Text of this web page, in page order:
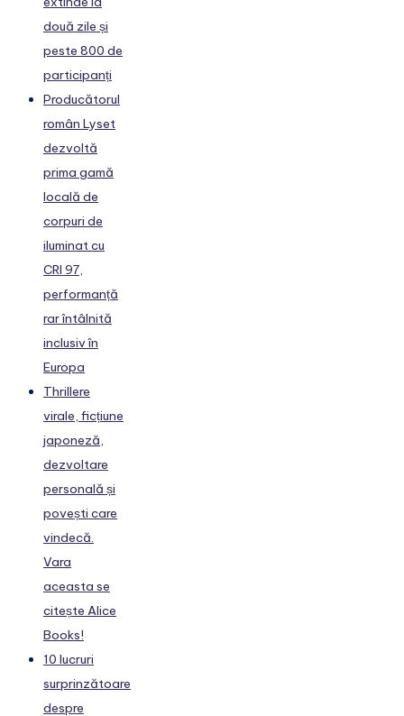
două zile și
peste 800 de
participanți
Producătorul
român Lyset
dezvoltă
prima gamă
locală de
corpuri de
iluminat cu
CRI 97,
performanță
rar întâlnită
inclusiv în
Europa
Thrillere
virale, ficțiune
japoneză,
dezvoltare
personală și
povești care
vindecă.
Vara
aceasta se
citește Alice
Books!
10 lucruri
surprinzătoare
despre